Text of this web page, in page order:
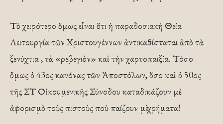
Τὸ χειρότερο ὅμως εἶναι ὅτι ἡ παραδοσιακὴ Θεία
Λειτουργία τῶν Χριστουγέννων ἀντικαθίσταται ἀπὸ τὰ
ξενύχτια , τὰ «ρεβεγιὸν» καὶ τὴν χαρτοπαιξία. Τόσο
ὅμως ὁ 43ος κανόνας τῶν Ἀποστόλων, ὅσο καὶ ὁ 50ος
τῆς ΣΤ Οἰκουμενικῆς Σύνοδου καταδικάζουν μὲ
ἀφορισμὸ τοὺς πιστοὺς ποὺ παίζουν μὲ χρήματα!